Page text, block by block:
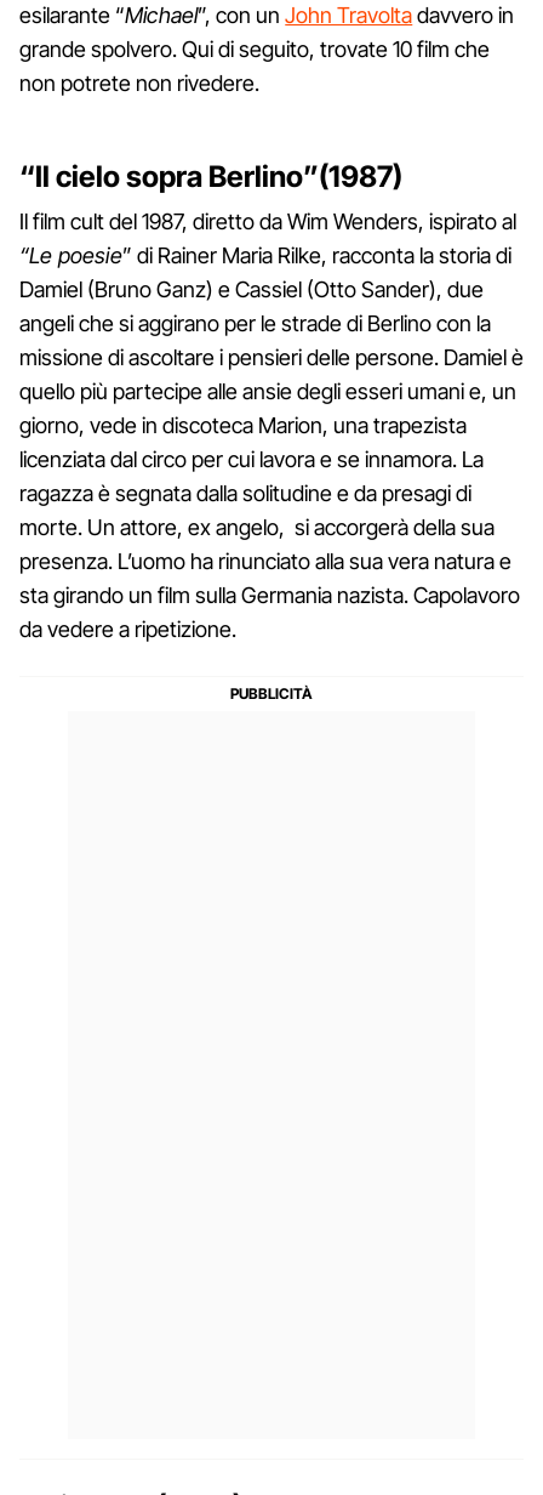
esilarante “Michael”, con unJohn Travoltadavvero in
grande spolvero. Qui di seguito, trovate 10 film che
non potrete non rivedere.
“Il cielo sopra Berlino”(1987)
Il film cult del 1987, diretto da Wim Wenders, ispirato al
“Le poesie” di Rainer Maria Rilke, racconta la storia di
Damiel (Bruno Ganz) e Cassiel (Otto Sander), due
angeli che si aggirano per le strade di Berlino con la
missione di ascoltare i pensieri delle persone. Damiel è
quello più partecipe alle ansie degli esseri umani e, un
giorno, vede in discoteca Marion, una trapezista
licenziata dal circo per cui lavora e se innamora. La
ragazza è segnata dalla solitudine e da presagi di
morte. Un attore, ex angelo, si accorgerà della sua
presenza. L’uomo ha rinunciato alla sua vera natura e
sta girando un film sulla Germania nazista. Capolavoro
da vedere a ripetizione.